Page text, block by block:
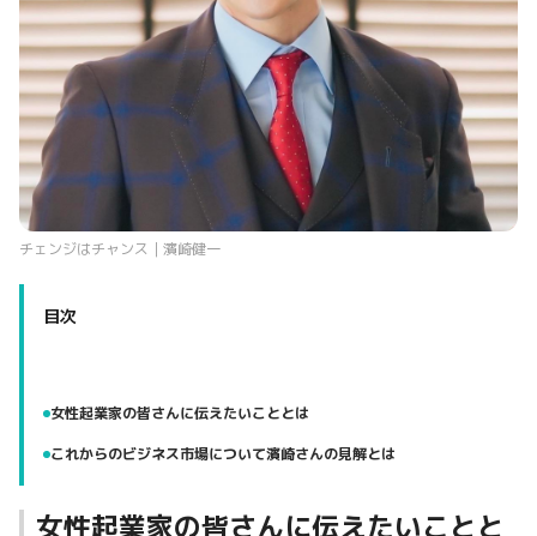
チェンジはチャンス｜濱崎健一
目次
女性起業家の皆さんに伝えたいこととは
これからのビジネス市場について濱崎さんの見解とは
女性起業家の皆さんに伝えたいことと